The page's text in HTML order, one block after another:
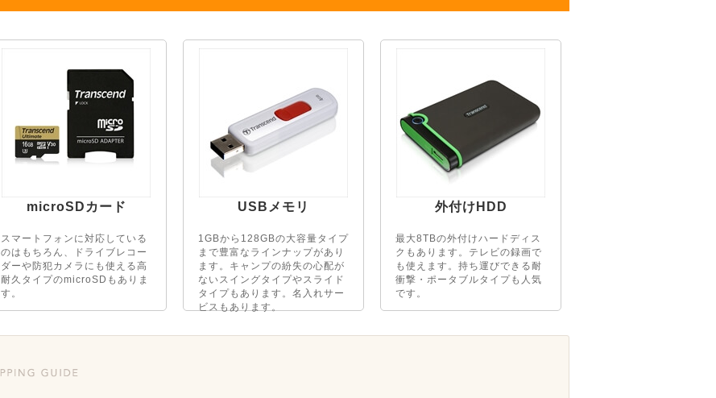
microSDカード
スマートフォンに対応している
のはもちろん、ドライブレコー
ダーや防犯カメラにも使える高
耐久タイプのmicroSDもありま
す。
USBメモリ
1GBから128GBの大容量タイプ
まで豊富なラインナップがあり
ます。キャンプの紛失の心配が
ないスイングタイプやスライド
タイプもあります。名入れサー
ビスもあります。
外付けHDD
最大8TBの外付けハードディス
クもあります。テレビの録画で
も使えます。持ち運びできる耐
衝撃・ポータブルタイプも人気
です。